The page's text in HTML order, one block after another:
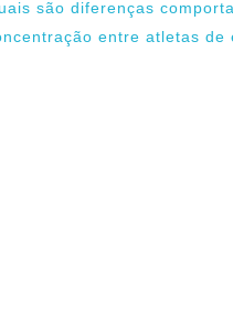
são diferenças
entre atletas de